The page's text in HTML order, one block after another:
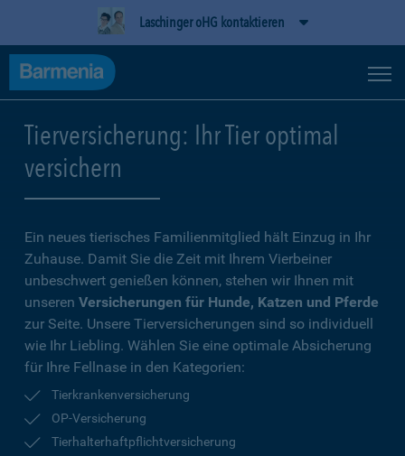
Laschinger oHG kontaktieren
Tierversicherung: Ihr Tier optimal
versichern
Ein neues tierisches Familienmitglied hält Einzug in Ihr
Zuhause. Damit Sie die Zeit mit Ihrem Vierbeiner
unbeschwert genießen können, stehen wir Ihnen mit
unseren Versicherungen für Hunde, Katzen und Pferde
zur Seite. Unsere Tierversicherungen sind so individuell
wie Ihr Liebling. Wählen Sie eine optimale Absicherung
für Ihre Fellnase in den Kategorien:
Tierkrankenversicherung
OP-Versicherung
Tierhalterhaftpflichtversicherung